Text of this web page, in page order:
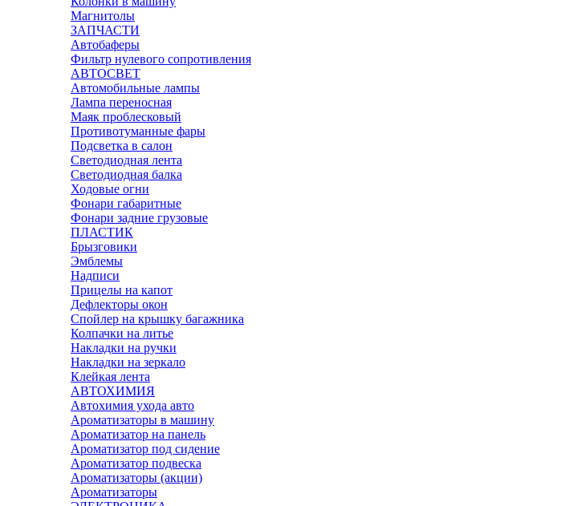
Магнитолы
ЗАПЧАСТИ
Автобаферы
Фильтр нулевого сопротивления
АВТОСВЕТ
Автомобильные лампы
Лампа переносная
Маяк проблесковый
Противотуманные фары
Подсветка в салон
Светодиодная лента
Светодиодная балка
Ходовые огни
Фонари габаритные
Фонари задние грузовые
ПЛАСТИК
Брызговики
Эмблемы
Надписи
Прицелы на капот
Дефлекторы окон
Спойлер на крышку багажника
Колпачки на литье
Накладки на ручки
Накладки на зеркало
Клейкая лента
АВТОХИМИЯ
Автохимия ухода авто
Ароматизаторы в машину
Ароматизатор на панель
Ароматизатор под сидение
Ароматизатор подвеска
Ароматизаторы (акции)
Ароматизаторы